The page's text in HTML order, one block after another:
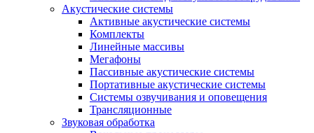
Акустические системы
Активные акустические системы
Комплекты
Линейные массивы
Мегафоны
Пассивные акустические системы
Портативные акустические системы
Системы озвучивания и оповещения
Трансляционные
Звуковая обработка